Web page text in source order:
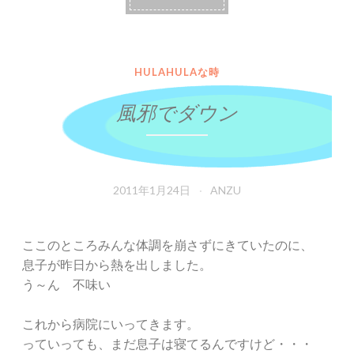
HULAHULAな時
風邪でダウン
2011年1月24日 ANZU
ここのところみんな体調を崩さずにきていたのに、
息子が昨日から熱を出しました。
う～ん 不味い
これから病院にいってきます。
っていっても、まだ息子は寝てるんですけど・・・